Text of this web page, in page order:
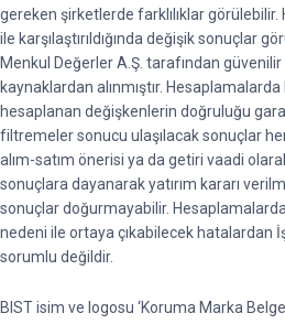
gereken şirketlerde farklılıklar
ile karşılaştırıldığında değişik sonuçlar
Menkul Değerler A.Ş. tarafından
kaynaklardan alınmıştır.
hesaplanan değişkenlerin doğruluğu
filtremeler sonucu ulaşılacak sonuçlar
alım-satım önerisi ya da getiri vaadi
sonuçlara dayanarak yatırım kararı
sonuçlar doğurmayabilir. Hesaplamalarda
nedeni ile ortaya çıkabilecek hatalardan
sorumlu değildir.
BIST isim ve logosu ‘Koruma Marka